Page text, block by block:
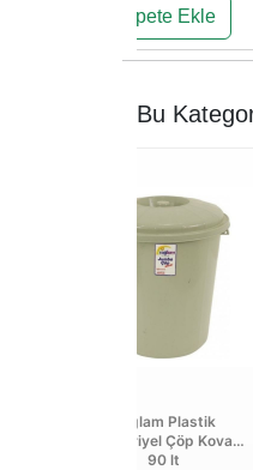
Sepete Ekle
Bu
Sağlam Plastik
Endüstriyel Çöp Kovası
90 lt